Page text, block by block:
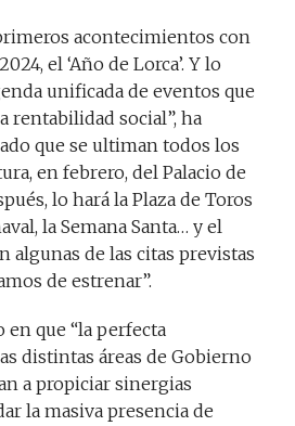
acontecimientos con
el ‘Año de Lorca’. Y lo
unificada de eventos que
rentabilidad social”, ha
que se ultiman todos los
en febrero, del Palacio de
lo hará la Plaza de Toros
la Semana Santa… y el
algunas de las citas previstas
de estrenar”.
que “la perfecta
distintas áreas de Gobierno
a propiciar sinergias
la masiva presencia de